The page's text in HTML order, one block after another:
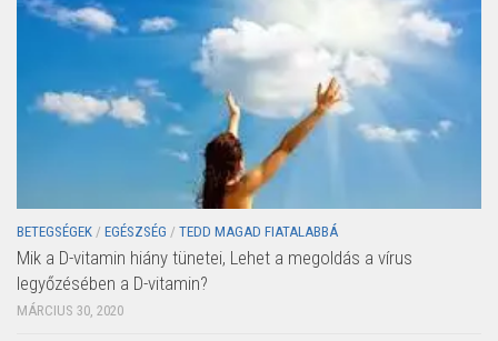
BETEGSÉGEK / EGÉSZSÉG / TEDD MAGAD FIATALABBÁ
Mik a D-vitamin hiány tünetei, Lehet a megoldás a vírus
legyőzésében a D-vitamin?
MÁRCIUS 30, 2020